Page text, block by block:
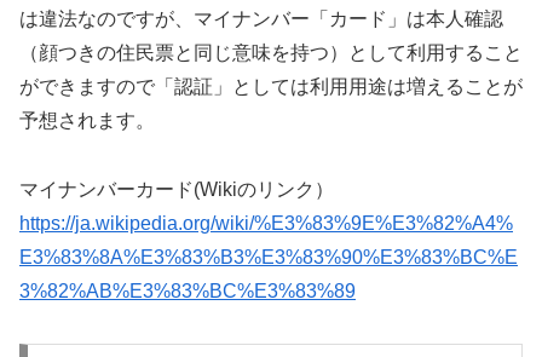
は違法なのですが、マイナンバー「カード」は本人確認
（顔つきの住民票と同じ意味を持つ）として利用すること
ができますので「認証」としては利用用途は増えることが
予想されます。
マイナンバーカード(Wikiのリンク）
https://ja.wikipedia.org/wiki/%E3%83%9E%E3%82%A4%
E3%83%8A%E3%83%B3%E3%83%90%E3%83%BC%E
3%82%AB%E3%83%BC%E3%83%89